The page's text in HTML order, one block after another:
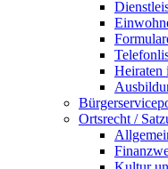
Heiraten
Ortsrecht /